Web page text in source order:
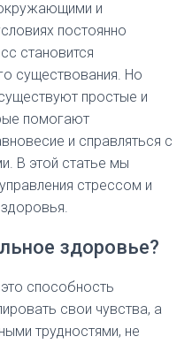
и
постоянно
становится
существования. Но
простые и
помогают
и справляться с
В этой статье мы
стрессом и
здоровье?
способность
свои чувства, а
трудностями, не